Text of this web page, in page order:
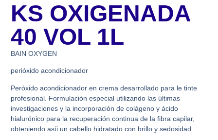
KS OXIGENADA
40 VOL 1L
BAIN OXYGEN
perióxido acondicionador
Peróxido acondicionador en crema desarrollado para le tinte
profesional. Formulación especial utilizando las últimas
investigaciones y la incorporación de colágeno y ácido
hialurónico para la recuperación continua de la fibra capilar,
obteniendo asíi un cabello hidratado con brillo y sedosidad